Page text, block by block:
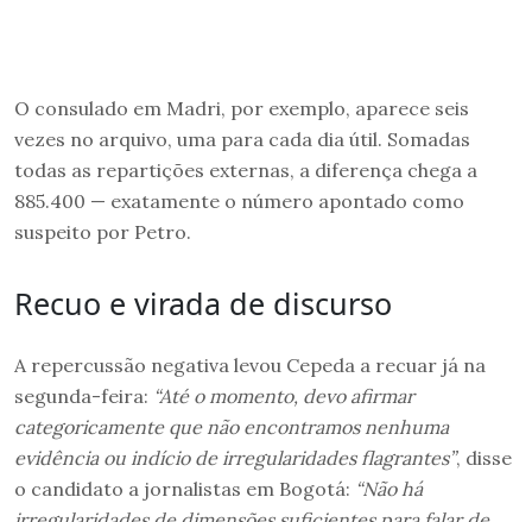
O consulado em Madri, por exemplo, aparece seis
vezes no arquivo, uma para cada dia útil. Somadas
todas as repartições externas, a diferença chega a
885.400 — exatamente o número apontado como
suspeito por Petro.
Recuo e virada de discurso
A repercussão negativa levou Cepeda a recuar já na
segunda-feira: “Até o momento, devo afirmar
categoricamente que não encontramos nenhuma
evidência ou indício de irregularidades flagrantes”, disse
o candidato a jornalistas em Bogotá: “Não há